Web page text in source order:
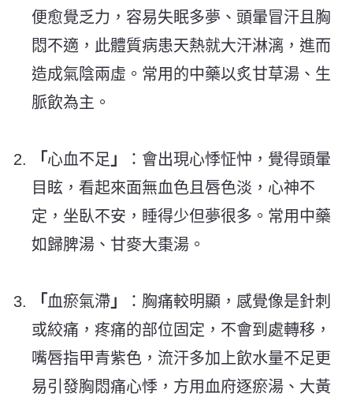
便愈覺乏力，容易失眠多夢、頭暈冒汗且胸
悶不適，此體質病患天熱就大汗淋漓，進而
造成氣陰兩虛。常用的中藥以炙甘草湯、生
脈飲為主。
「 心血不足 」
：會出現心悸怔忡，覺得頭暈
目眩，看起來面無血色且唇色淡，心神不
定，坐臥不安，睡得少但夢很多。常用中藥
如歸脾湯、甘麥大棗湯。
「 血瘀氣滯 」
：胸痛較明顯，感覺像是針刺
或絞痛，疼痛的部位固定，不會到處轉移，
嘴唇指甲青紫色，流汗多加上飲水量不足更
易引發胸悶痛心悸，方用血府逐瘀湯、大黃